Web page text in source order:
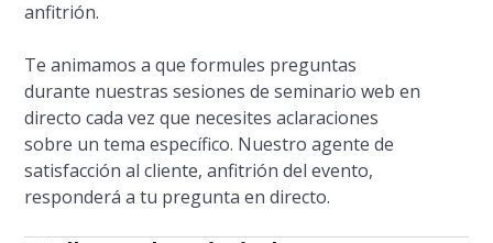
anfitrión.
Te animamos a que formules preguntas
durante nuestras sesiones de seminario web en
directo cada vez que necesites aclaraciones
sobre un tema específico. Nuestro agente de
satisfacción al cliente, anfitrión del evento,
responderá a tu pregunta en directo.